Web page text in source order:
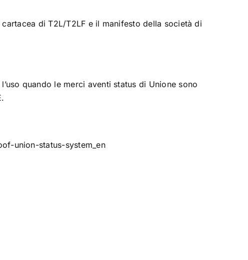
di T2L/T2LF e il manifesto della società di
quando le merci aventi status di Unione sono
union-status-system_en